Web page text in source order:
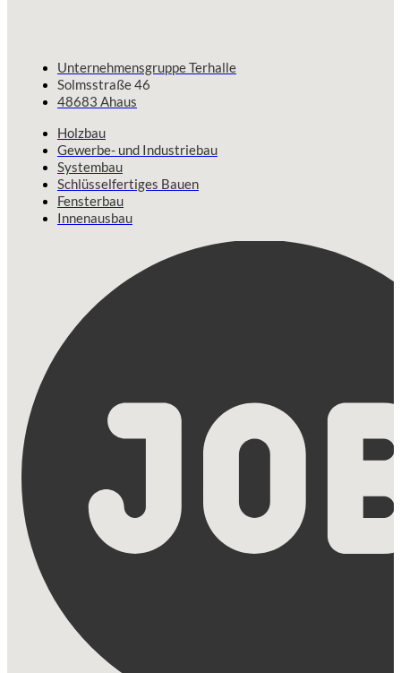
Unternehmensgruppe Terhalle
Solmsstraße 46
48683 Ahaus
Holzbau
Gewerbe- und Industriebau
Systembau
Schlüsselfertiges Bauen
Fensterbau
Innenausbau